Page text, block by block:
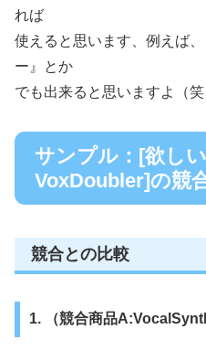
れば
使えると思います、例えば
ー』とか
でも出来ると思いますよ（笑
サンプル：[欲し
VoxDoubler]の競
競合との比較
1. （競合商品